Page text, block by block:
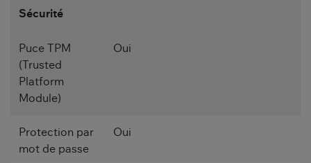
Sécurité
Puce TPM
(Trusted
Platform
Module)
Oui
Protection par
mot de passe
Oui